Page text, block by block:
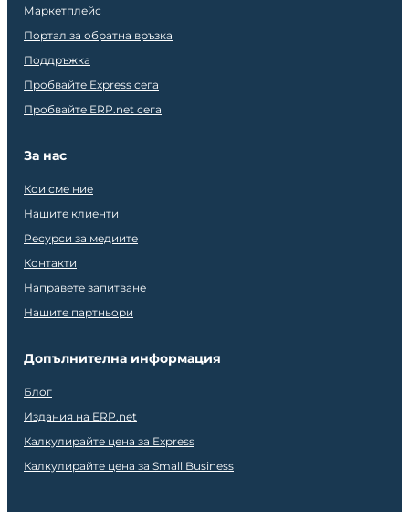
Маркетплейс
Портал за обратна връзка
Поддръжка
Пробвайте Express сега
Пробвайте ERP.net сега
За нас
Кои сме ние
Нашите клиенти
Ресурси за медиите
Контакти
Направете запитване
Нашите партньори
Допълнителна информация
Блог
Издания на ERP.net
Калкулирайте цена за Express
Калкулирайте цена за Small Business